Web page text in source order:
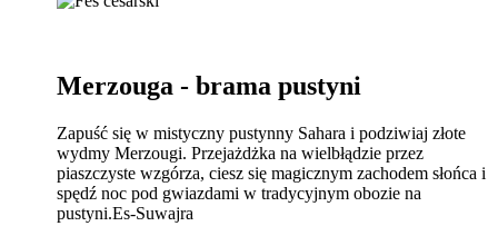
Merzouga - brama pustyni
Zapuść się w mistyczny pustynny Sahara i podziwiaj złote
wydmy Merzougi. Przejażdżka na wielbłądzie przez
piaszczyste wzgórza, ciesz się magicznym zachodem słońca i
spędź noc pod gwiazdami w tradycyjnym obozie na
pustyni.Es-Suwajra